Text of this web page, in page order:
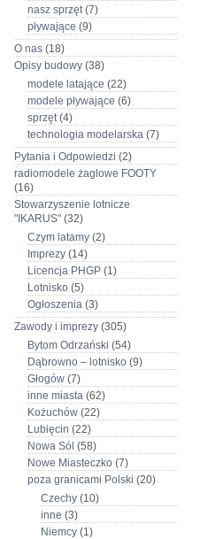
nasz sprzęt(7)
pływające (9)
O nas (18)
Opisy budowy (38)
modele latające (22)
modele pływające (6)
sprzęt(4)
technologia modelarska (7)
Pytania i Odpowiedzi (2)
radiomodele żaglowe FOOTY
(16)
Stowarzyszenie lotnicze
"IKARUS" (32)
Czym latamy (2)
Imprezy (14)
Licencja PHGP (1)
Lotnisko (5)
Ogłoszenia (3)
Zawody i imprezy (305)
Bytom Odrzański (54)
Dąbrowno – lotnisko (9)
Głogów (7)
inne miasta (62)
Kożuchów (22)
Lubięcin (22)
Nowa Sól (58)
Nowe Miasteczko (7)
poza granicami Polski (20)
Czechy (10)
inne (3)
Niemcy (1)